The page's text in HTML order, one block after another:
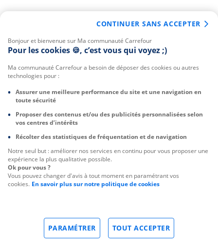
Bonjour et bienvenue sur Ma communauté Carrefour
Pour les cookies 🍪, c’est vous qui voyez ;)
Ma communauté Carrefour a besoin de déposer des cookies ou autres
technologies pour :
Assurer une meilleure performance du site et une navigation en
toute sécurité
Proposer des contenus et/ou des publicités personnalisées selon
vos centres d’intérêts
Récolter des statistiques de fréquentation et de navigation
Notre seul but : améliorer nos services en continu pour vous proposer une
expérience la plus qualitative possible.
Ok pour vous ?
Vous pouvez changer d'avis à tout moment en paramétrant vos
cookies. En savoir plus sur notre politique de cookies
TOUT ACCEPTER
PARAMÉTRER
CONTINUER SANS ACCEPTER